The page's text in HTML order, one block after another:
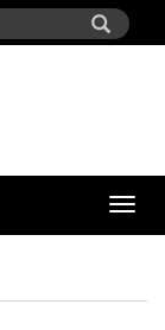
导